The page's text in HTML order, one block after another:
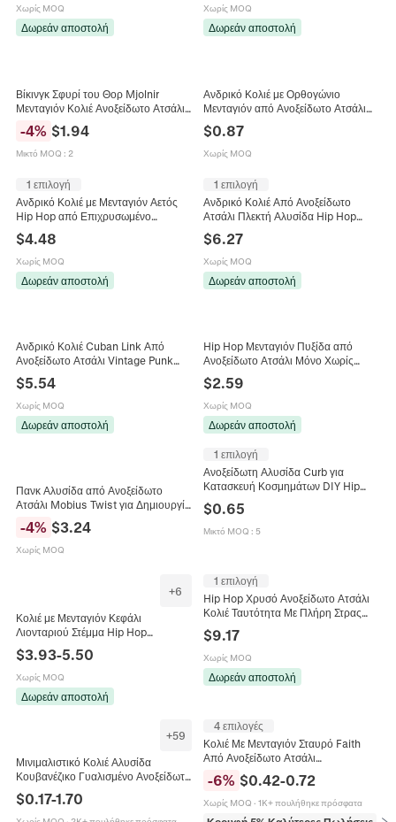
Χωρίς MOQ
Δωρεάν αποστολή
Χωρίς MOQ
Δωρεάν αποστολή
Βίκινγκ Σφυρί του Θορ Mjolnir
Μενταγιόν Κολιέ Ανοξείδωτο Ατσάλι
Box Ανδρικά Κοσμήματα
-4% $1.94
Μικτό MOQ : 2
Ανδρικό Κολιέ με Ορθογώνιο
Μενταγιόν από Ανοξείδωτο Ατσάλι
Γεωμετρικά Κοσμήματα Απλή
Αλυσίδα Box
$0.87
Χωρίς MOQ
1 επιλογή
Ανδρικό Κολιέ με Μενταγιόν Αετός
Hip Hop από Επιχρυσωμένο
Αλυσίδα Punk Κοσμήματα Unisex
$4.48
Χωρίς MOQ
Δωρεάν αποστολή
1 επιλογή
Ανδρικό Κολιέ Από Ανοξείδωτο
Ατσάλι Πλεκτή Αλυσίδα Hip Hop
Κούμπωμα Ανθεκτικό Κόσμημα
$6.27
Χωρίς MOQ
Δωρεάν αποστολή
Ανδρικό Κολιέ Cuban Link Από
Ανοξείδωτο Ατσάλι Vintage Punk
Κόσμημα Retro Hip Hop Στυλ
$5.54
Χωρίς MOQ
Δωρεάν αποστολή
Hip Hop Μενταγιόν Πυξίδα από
Ανοξείδωτο Ατσάλι Μόνο Χωρίς
Αλυσίδα Vintage Δώδεκα Ζώδια
Ανδρικό Μενταγιόν Κοσμήματα
$2.59
Χωρίς MOQ
Δωρεάν αποστολή
Πανκ Αλυσίδα από Ανοξείδωτο
Ατσάλι Mobius Twist για Δημιουργία
Κοσμημάτων DIY Ανδρικά Γυναικεία
Γυαλισμένο Καθρέφτη
-4% $3.24
Χωρίς MOQ
1 επιλογή
Ανοξείδωτη Αλυσίδα Curb για
Κατασκευή Κοσμημάτων DIY Hip
Hop Στυλ Αλυσίδα για Κολιέ Βραχιόλι
Αξεσουάρ Χειροτεχνία
$0.65
Μικτό MOQ : 5
+6
Κολιέ με Μενταγιόν Κεφάλι
Λιονταριού Στέμμα Hip Hop
Retro Punk Rock Κοσμήματα Χρυσό
$3.93-5.50
Χωρίς MOQ
Δωρεάν αποστολή
1 επιλογή
Hip Hop Χρυσό Ανοξείδωτο Ατσάλι
Κολιέ Ταυτότητα Με Πλήρη Στρας
Στρατιωτικό Μενταγιόν Τετράγωνη
Αλυσίδα Box Ανδρικά Κοσμήματα
$9.17
Χωρίς MOQ
Δωρεάν αποστολή
+59
Μινιμαλιστικό Κολιέ Αλυσίδα
Κουβανέζικο Γυαλισμένο Ανοξείδωτο
Ατσάλι 304 Hip Hop Punk
Streetwear Κοσμήματα Για Άνδρες
Γυναίκες
$0.17-1.70
4 επιλογές
Κολιέ Με Μενταγιόν Σταυρό Faith
Από Ανοξείδωτο Ατσάλι
Κοσμήματα Για Άνδρες Και Γυναίκες
Δώρο
-6% $0.42-0.72
Χωρίς MOQ · 1K+ πουλήθηκε πρόσφατα